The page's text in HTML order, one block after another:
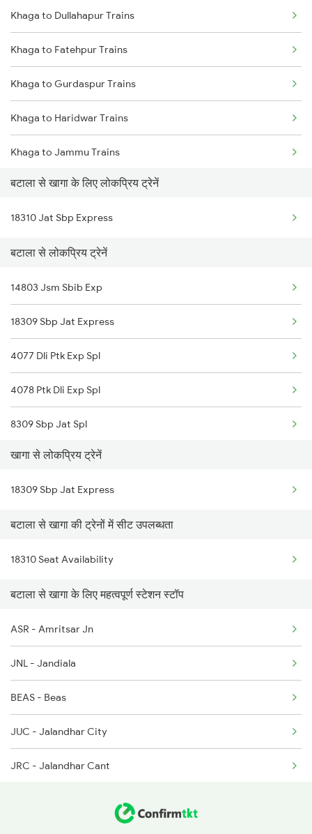
Khaga to Dullahapur Trains
Batala to Rajpura Trains
Batala to Shikohabad Trains
Batala to Shmata Vd Katra Trains
Batala to Jamshedpur Trains
Batala to Tori Trains
Batala to Fatehpur Trains
Khaga to Dullahapur Trains
Khaga to Fatehpur Trains
Khaga to Gurdaspur Trains
Khaga to Haridwar Trains
Khaga to Jammu Trains
Khaga to Laksar Trains
Khaga to Moradabad Trains
Khaga to Meerut Trains
Khaga to New Delhi Trains
Khaga to Phillaur Trains
Khaga to Pathankot Trains
Khaga to Sambalpur Trains
Khaga to Jamshedpur Trains
बटाला से खागा के लिए लोकप्रिय ट्रेनें
18310 Jat Sbp Express
बटाला से लोकप्रिय ट्रेनें
14803 Jsm Sbib Exp
18309 Sbp Jat Express
4077 Dli Ptk Exp Spl
4078 Ptk Dli Exp Spl
8309 Sbp Jat Spl
8310 Jat Sbp Spl
9225 Ju Jat Exp Spl
9226 Jat Ju Spl
14633 Ravi Exp
18310 Jat Sbp Express
18101 Tata Jat Exp
18102 Jat Tata Express
19225 Ju Jat Exp
19226 Jat Ju Express
19415 Adi Svdk Exp
खागा से लोकप्रिय ट्रेनें
18309 Sbp Jat Express
बटाला से खागा की ट्रेनों में सीट उपलब्धता
18310 Seat Availability
बटाला से खागा के लिए महत्वपूर्ण स्टेशन स्टॉप
ASR - Amritsar Jn
JNL - Jandiala
BEAS - Beas
JUC - Jalandhar City
JRC - Jalandhar Cant